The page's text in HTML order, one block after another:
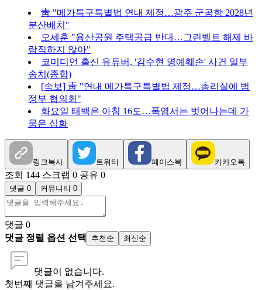
靑 "메가특구특별법 연내 제정…광주 군공항 2028년
분산배치"
오세훈 "용산공원 주택공급 반대…그린벨트 해제 바
람직하지 않아"
코미디언 출신 유튜버, '김수현 명예훼손' 사건 일부
송치(종합)
[속보] 靑 "연내 메가특구특별법 제정…총리실에 범
정부 협의회"
화요일 태백은 아침 16도…폭염서는 벗어나는데 가
뭄은 심화
링크복사 트위터 페이스북 카카오톡
조회 144 스크랩 0 공유 0
댓글 0 커뮤니티 0
댓글 0
댓글 정렬 옵션 선택
추천순 최신순
댓글이 없습니다.
첫번째 댓글을 남겨주세요.